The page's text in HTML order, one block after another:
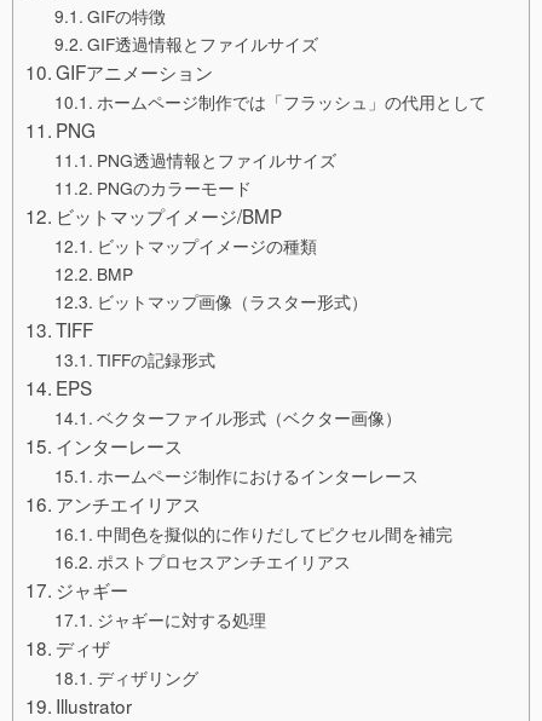
GIFの特徴
GIF透過情報とファイルサイズ
GIFアニメーション
ホームページ制作では「フラッシュ」の代用として
PNG
PNG透過情報とファイルサイズ
PNGのカラーモード
ビットマップイメージ/BMP
ビットマップイメージの種類
BMP
ビットマップ画像（ラスター形式）
TIFF
TIFFの記録形式
EPS
ベクターファイル形式（ベクター画像）
インターレース
ホームページ制作におけるインターレース
アンチエイリアス
中間色を擬似的に作りだしてピクセル間を補完
ポストプロセスアンチエイリアス
ジャギー
ジャギーに対する処理
ディザ
ディザリング
Illustrator